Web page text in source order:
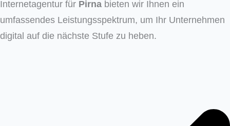
Internetagentur für Pirna bieten wir Ihnen ein
umfassendes Leistungsspektrum, um Ihr Unternehmen
digital auf die nächste Stufe zu heben.